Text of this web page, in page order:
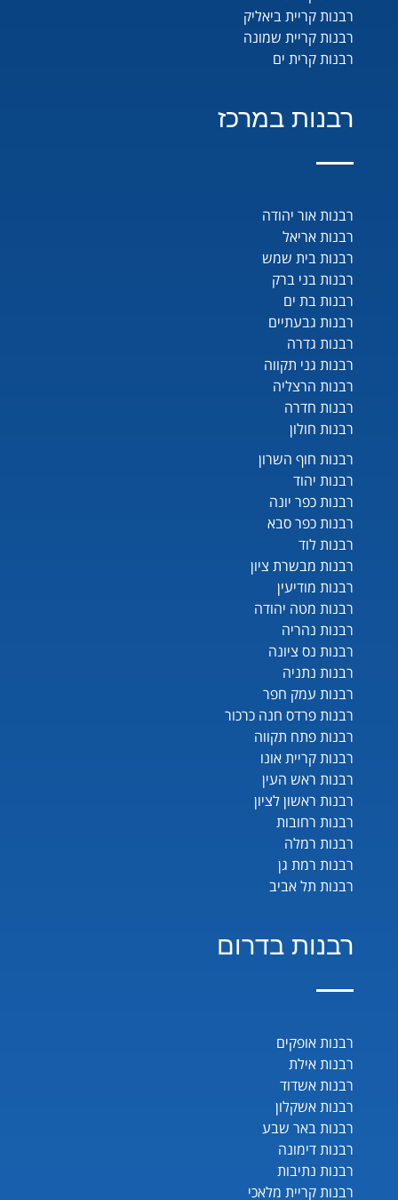
רבנות קריית ביאליק
רבנות קריית שמונה
רבנות קרית ים
רבנות במרכז
רבנות אור יהודה
רבנות אריאל
רבנות בית שמש
רבנות בני ברק
רבנות בת ים
רבנות גבעתיים
רבנות גדרה
רבנות גני תקווה
רבנות הרצליה
רבנות חדרה
רבנות חולון
רבנות חוף השרון
רבנות יהוד
רבנות כפר יונה
רבנות כפר סבא
רבנות לוד
רבנות מבשרת ציון
רבנות מודיעין
רבנות מטה יהודה
רבנות נהריה
רבנות נס ציונה
רבנות נתניה
רבנות עמק חפר
רבנות פרדס חנה כרכור
רבנות פתח תקווה
רבנות קריית אונו
רבנות ראש העין
רבנות ראשון לציון
רבנות רחובות
רבנות רמלה
רבנות רמת גן
רבנות תל אביב
רבנות בדרום
רבנות אופקים
רבנות אילת
רבנות אשדוד
רבנות אשקלון
רבנות באר שבע
רבנות דימונה
רבנות נתיבות
רבנות קריית מלאכי